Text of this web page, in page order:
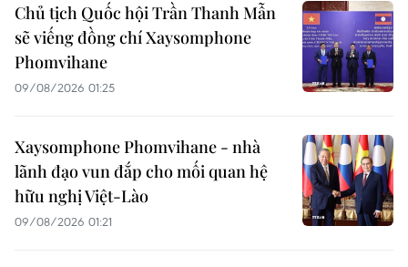
Chủ tịch Quốc hội Trần Thanh Mẫn
sẽ viếng đồng chí Xaysomphone
Phomvihane
09/08/2026 01:25
Xaysomphone Phomvihane - nhà
lãnh đạo vun đắp cho mối quan hệ
hữu nghị Việt-Lào
09/08/2026 01:21